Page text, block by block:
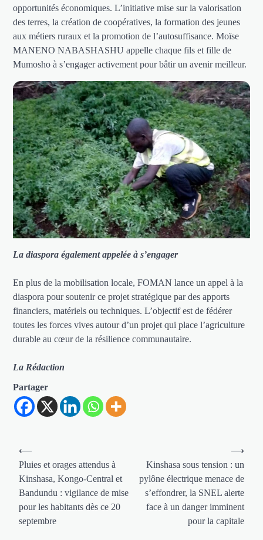
opportunités économiques. L’initiative mise sur la valorisation
des terres, la création de coopératives, la formation des jeunes
aux métiers ruraux et la promotion de l’autosuffisance. Moïse
MANENO NABASHASHU appelle chaque fils et fille de
Mumosho à s’engager activement pour bâtir un avenir meilleur.
La diaspora également appelée à s’engager
En plus de la mobilisation locale, FOMAN lance un appel à la
diaspora pour soutenir ce projet stratégique par des apports
financiers, matériels ou techniques. L’objectif est de fédérer
toutes les forces vives autour d’un projet qui place l’agriculture
durable au cœur de la résilience communautaire.
La Rédaction
Partager
Navigation
de
l’article
⟵
Pluies et orages attendus à
Kinshasa, Kongo-Central et
Bandundu : vigilance de mise
pour les habitants dès ce 20
septembre
Kinshasa sous tension : un
pylône électrique menace de
s’effondrer, la SNEL alerte
face à un danger imminent
pour la capitale
⟶